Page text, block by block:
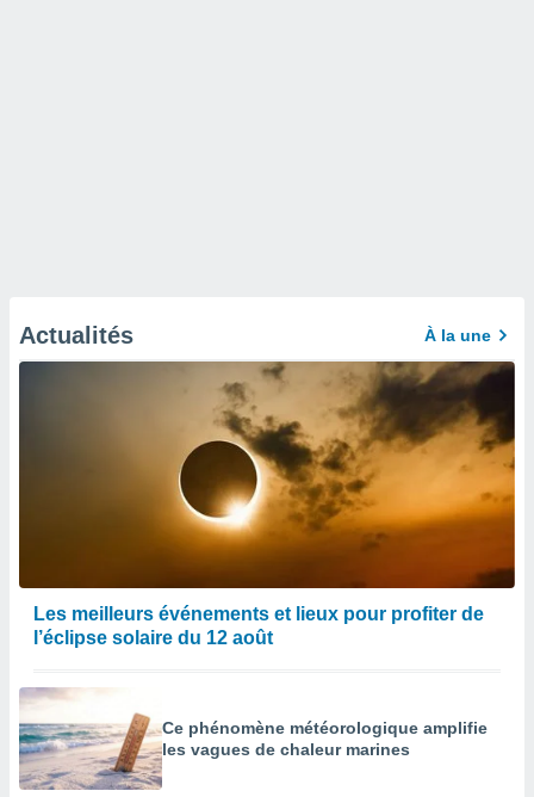
Actualités À la une
Les meilleurs événements et lieux pour profiter de
l’éclipse solaire du 12 août
Ce phénomène météorologique amplifie
les vagues de chaleur marines